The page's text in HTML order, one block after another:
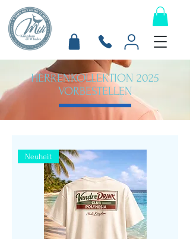
HERRENKOLLEKTION 2025
VORBESTELLEN
Neuheit